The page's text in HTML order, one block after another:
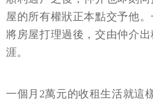
屋的所有權狀正本點交予他
將房屋打理過後，交由仲介
涯。
一個月2萬元的收租生活就這